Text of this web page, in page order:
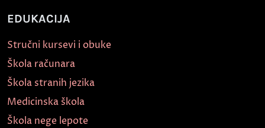
EDUKACIJA
Stručni kursevi i obuke
Škola računara
Škola stranih jezika
Medicinska škola
Škola nege lepote